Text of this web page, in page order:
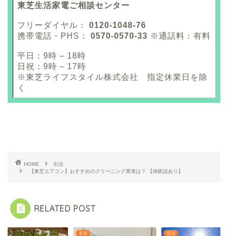
東芝生活家電ご相談センター
フリーダイヤル： 0120-1048-76
携帯電話・PHS： 0570-0570-33 ※通話料：有料
平日：9時 – 18時
日祝：9時 – 17時
※東芝ライフスタイル株式会社 指定休業日を除
く
HOME
生活
【東芝エアコン】おすすめのクリーニング業者は？ 【体験談あり】
RELATED POST
生活 生活